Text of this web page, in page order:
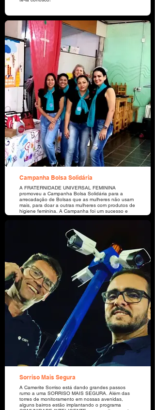
Campanha Bolsa Solidária
A FRATERNIDADE UNIVERSAL FEMININA
promoveu a Campanha Bolsa Solidária para a
arrecadação de Bolsas que as mulheres não usam
mais, para doar a outras mulheres com produtos de
higiene feminina. A Campanha foi um sucesso e
beneficiou as mulheres da Comunidade da
Sorriso Mais Segura
A Camerite Sorriso está dando grandes passos
rumo a uma SORRISO MAIS SEGURA. Além das
torres de monitoramento em nossas avenidas,
alguns bairros estão implantando o programa